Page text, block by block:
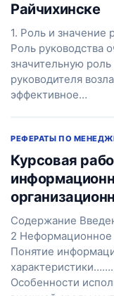
Райчихинске
1. Роль и значение
Роль руководства
значительную
руководителя
эффективное…
РЕФЕРАТЫ ПО
Курсовая
Содержание
2
Понятие
Особенности